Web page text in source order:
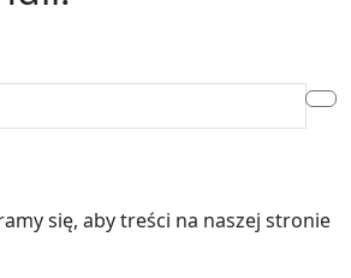
się, aby treści na naszej stronie